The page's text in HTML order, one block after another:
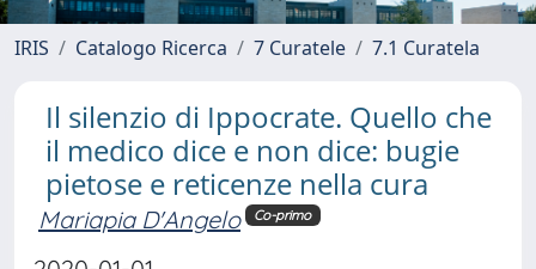
IRIS Catalogo Ricerca 7 Curatele 7.1 Curatela
Il silenzio di Ippocrate. Quello che
il medico dice e non dice: bugie
pietose e reticenze nella cura
Mariapia D'Angelo Co-primo